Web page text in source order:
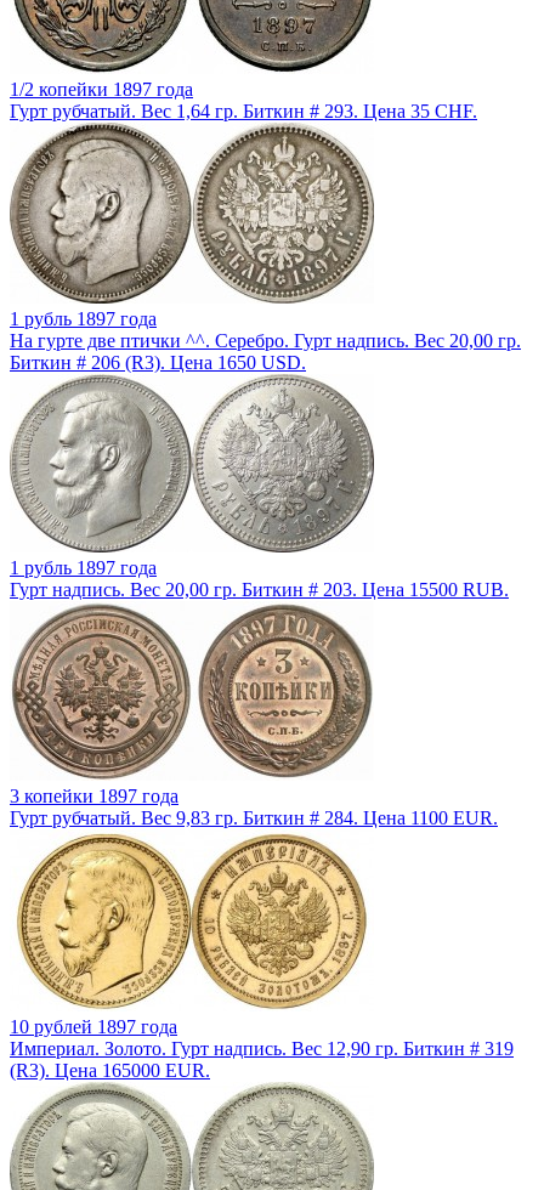
1/2 копейки 1897 года
Гурт рубчатый. Вес 1,64 гр. Биткин # 293. Цена 35 CHF.
1 рубль 1897 года
На гурте две птички ^^. Серебро. Гурт надпись. Вес 20,00 гр.
Биткин # 206 (R3). Цена 1650 USD.
1 рубль 1897 года
Гурт надпись. Вес 20,00 гр. Биткин # 203. Цена 15500 RUB.
3 копейки 1897 года
Гурт рубчатый. Вес 9,83 гр. Биткин # 284. Цена 1100 EUR.
10 рублей 1897 года
Империал. Золото. Гурт надпись. Вес 12,90 гр. Биткин # 319
(R3). Цена 165000 EUR.